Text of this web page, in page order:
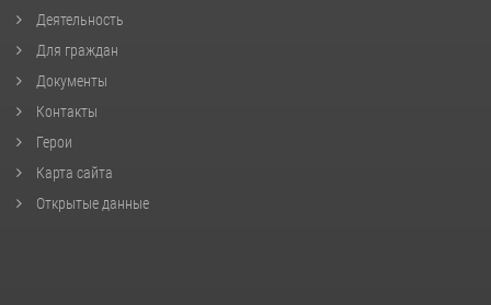
Деятельность
Для граждан
Документы
Контакты
Герои
Карта сайта
Открытые данные